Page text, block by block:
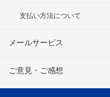
支払い方法について
メールサービス
ご意見・ご感想